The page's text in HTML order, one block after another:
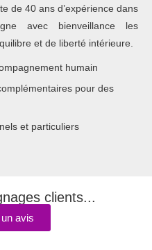
de 40 ans d’expérience dans
avec bienveillance les
et de liberté intérieure.
humain
pour des
et particuliers
clients...
avis